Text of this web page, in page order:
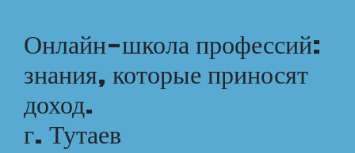
Онлайн-школа профессий:
знания, которые приносят
доход.
г. Тутаев